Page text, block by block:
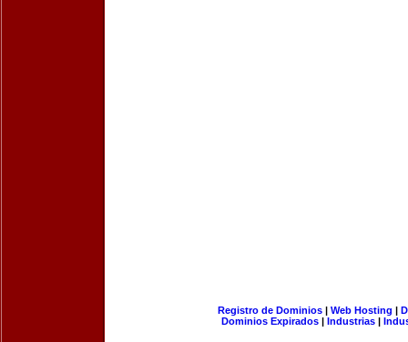
Registro de Dominios| Web Hosting |
Dominios Expirados | Industrias |